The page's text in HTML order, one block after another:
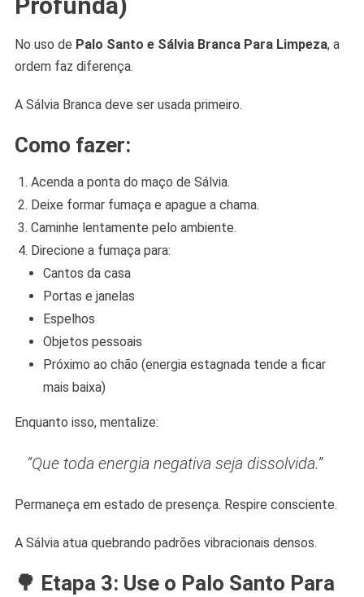
No uso de Palo Santo e Sálvia Branca Para Limpeza, a
ordem faz diferença.
A Sálvia Branca deve ser usada primeiro.
Como fazer:
Acenda a ponta do maço de Sálvia.
Deixe formar fumaça e apague a chama.
Caminhe lentamente pelo ambiente.
Direcione a fumaça para:
Cantos da casa
Portas e janelas
Espelhos
Objetos pessoais
Próximo ao chão (energia estagnada tende a ficar
mais baixa)
Enquanto isso, mentalize:
“Que toda energia negativa seja dissolvida.”
Permaneça em estado de presença. Respire consciente.
A Sálvia atua quebrando padrões vibracionais densos.
🌳 Etapa 3: Use o Palo Santo Para